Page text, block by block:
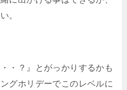
。
・？』とがっかりするかも
グホリデーでこのレベルに